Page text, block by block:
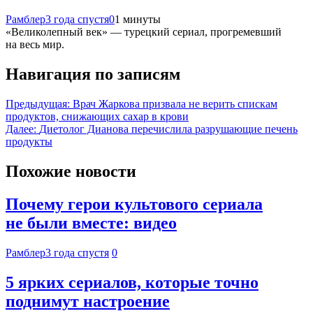
Рамблер3 года спустя01 минуты
«Великолепный век» — турецкий сериал, прогремевший
на весь мир.
Навигация по записям
Предыдущая: Врач Жаркова призвала не верить спискам
продуктов, снижающих сахар в крови
Далее: Диетолог Дианова перечислила разрушающие печень
продукты
Похожие новости
Почему герои культового сериала
не были вместе: видео
Рамблер3 года спустя 0
5 ярких сериалов, которые точно
поднимут настроение